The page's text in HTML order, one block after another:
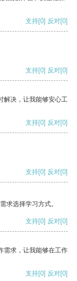
支持[0] 反对[0]
支持[0] 反对[0]
解决，让我能够安心工
支持[0] 反对[0]
支持[0] 反对[0]
求选择学习方式。
支持[0] 反对[0]
需求，让我能够在工作
支持[0] 反对[0]